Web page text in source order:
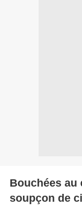
Bouchées au
soupçon de